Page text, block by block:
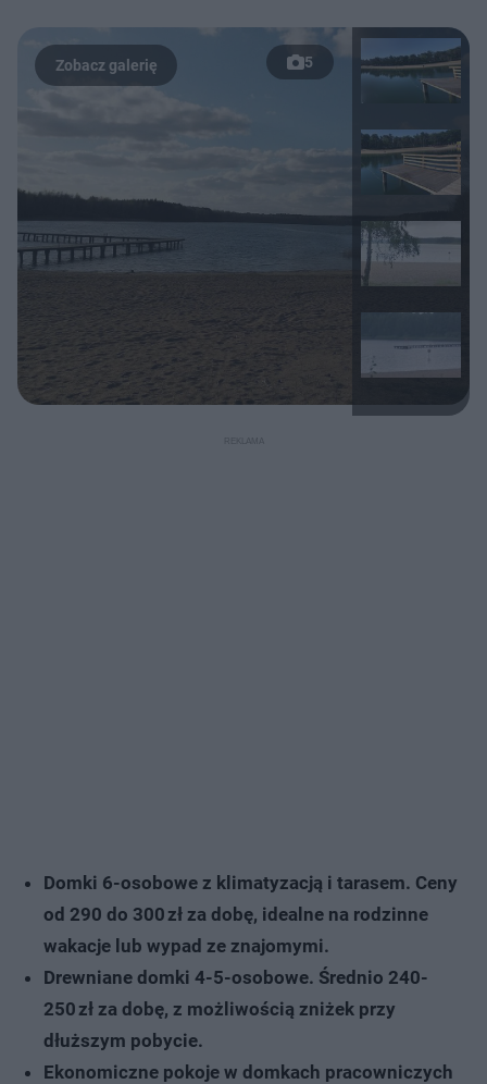
5
Domki 6-osobowe z klimatyzacją i tarasem. Ceny
od 290 do 300 zł za dobę, idealne na rodzinne
wakacje lub wypad ze znajomymi.
Drewniane domki 4-5-osobowe. Średnio 240-
250 zł za dobę, z możliwością zniżek przy
dłuższym pobycie.
Ekonomiczne pokoje w domkach pracowniczych